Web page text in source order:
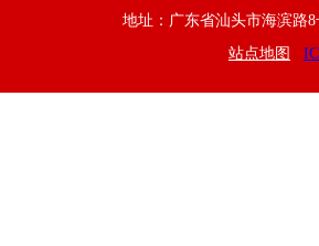
地址：广东省汕头市海滨路8
站点地图